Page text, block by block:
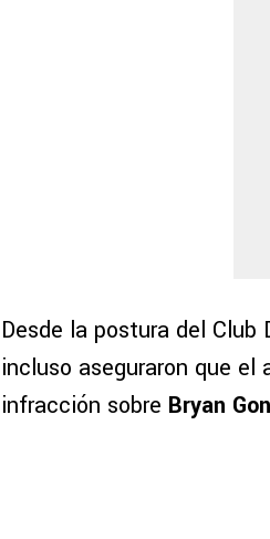
Desde la postura del Club
incluso aseguraron que
infracción sobre Bryan